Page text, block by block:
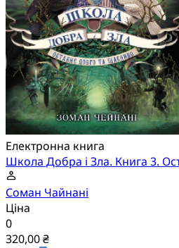
Електронна книга
Школа Добра і Зла. Книга 3.
Соман Чайнані
Ціна
0
320,00 ₴